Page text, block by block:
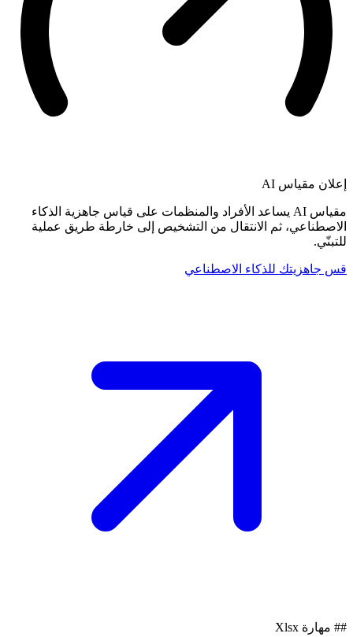
إعلان مقياس AI
مقياس AI يساعد الأفراد والمنظمات على قياس جاهزية الذكاء
الاصطناعي، ثم الانتقال من التشخيص إلى خارطة طريق عملية
للتبنّي.
قس جاهزيتك للذكاء الاصطناعي
## مهارة Xlsx